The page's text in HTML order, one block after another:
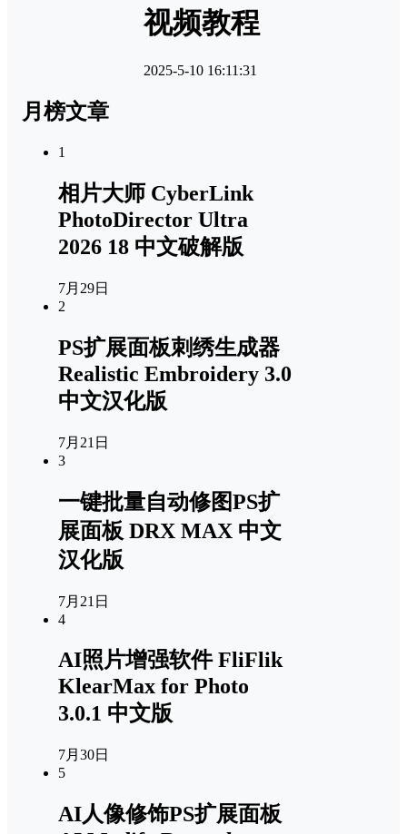
视频教程
2025-5-10 16:11:31
月榜文章
1
相片大师 CyberLink
PhotoDirector Ultra
2026 18 中文破解版
7月29日
2
PS扩展面板刺绣生成器
Realistic Embroidery 3.0
中文汉化版
7月21日
3
一键批量自动修图PS扩
展面板 DRX MAX 中文
汉化版
7月21日
4
AI照片增强软件 FliFlik
KlearMax for Photo
3.0.1 中文版
7月30日
5
AI人像修饰PS扩展面板